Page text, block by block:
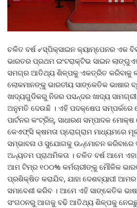
ଚଳିତ ବର୍ଷ ୰ସ୍ପିକ୍‌ସାଇନ କ୍ୟାମ୍ପେନର ଏକ
ଭାରତର ପ୍ରଥମ ଇଂଟରାକ୍ଟିଭ ସାଇନ
ସମଗ୍ର ଆତିଥ୍ୟ ଶିଳ୍ପକୁ ଏକତ୍ରିତ କରିବାକୁ
ଲୋକମାନଙ୍କୁ ଭାରତୀୟ ସାଙ୍କେତିକ ଭାଷାର
ଖାଦ୍ୟଗୁଡିକରୁ ନିଜର ପସନ୍ଦର ଖାଦ୍ୟ ସାମଗ୍ରୀ
ଅନୁମତି ଦେଉଛି । ଏହି ପଦକ୍ଷେପ
ପାର୍ଟନର କଂଟ୍ରିଜ୍‌, ସାଧାରଣ ସମ୍ପାଦକ
କେଏଫ୍‌ସି କ୍ଷମତା ପ୍ରୋଗ୍ରାମ ମାଧ୍ୟମରେ
ସମ୍ଭାବନା ଓ ସୁଯୋଗକୁ ଉନ୍ମୋଚନ କରିବାରେ
ଅନ୍ୟତମ ପ୍ରାଥମିକତା । ଚଳିତ ବର୍ଷ ଆମେ
ଆମ ଟିମ୍‌ର ୧୦୦% କର୍ମଚାରୀଙ୍କୁ ମୌଳିକ
ପ୍ରଶିକ୍ଷିତ କରାଯିବ, ଯାହା ଦେଶବ୍ୟାପୀ
ସମାବେଶୀ କରିବ । ଆମେ ଏହି ସାଙ୍କେତିକ
ସଂଗଠନରୁ ଆଗକୁ ବଢି ଆତିଥ୍ୟ ଶିଳ୍ପକୁ